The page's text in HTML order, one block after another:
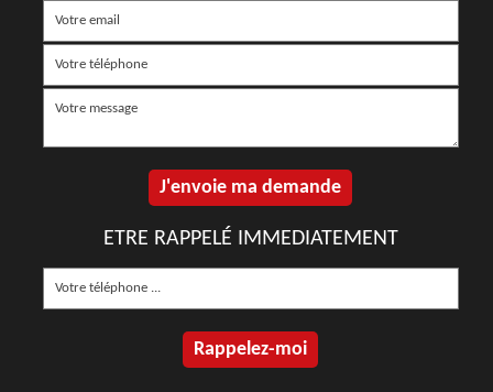
ETRE RAPPELÉ IMMEDIATEMENT